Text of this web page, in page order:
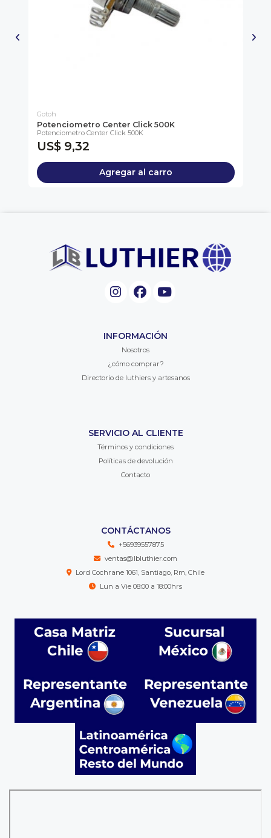
Gotoh
Potenciometro Center Click 500K
Potenciometro Center Click 500K
US$ 9,32
Agregar al carro
INFORMACIÓN
Nosotros
¿cómo comprar?
Directorio de luthiers y artesanos
SERVICIO AL CLIENTE
Términos y condiciones
Políticas de devolución
Contacto
CONTÁCTANOS
+56939557875
ventas@lbluthier.com
Lord Cochrane 1061, Santiago, Rm, Chile
Lun a Vie 08:00 a 18:00hrs